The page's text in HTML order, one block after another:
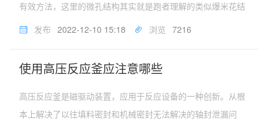
有效方法，这里的微孔结构其实就是跑者理解的类似爆米花结
构。而现在越来越多国际和国内品牌跑鞋都在用爆米花材质的
超临界流体发泡技术，不添...
发布 2022-12-10 15:18 浏览 7216
使用高压反应釜应注意哪些
高压反应釜是磁驱动装置，应用于反应设备的一种创新。从根
本上解决了以往填料密封和机械密封无法解决的轴封泄漏问